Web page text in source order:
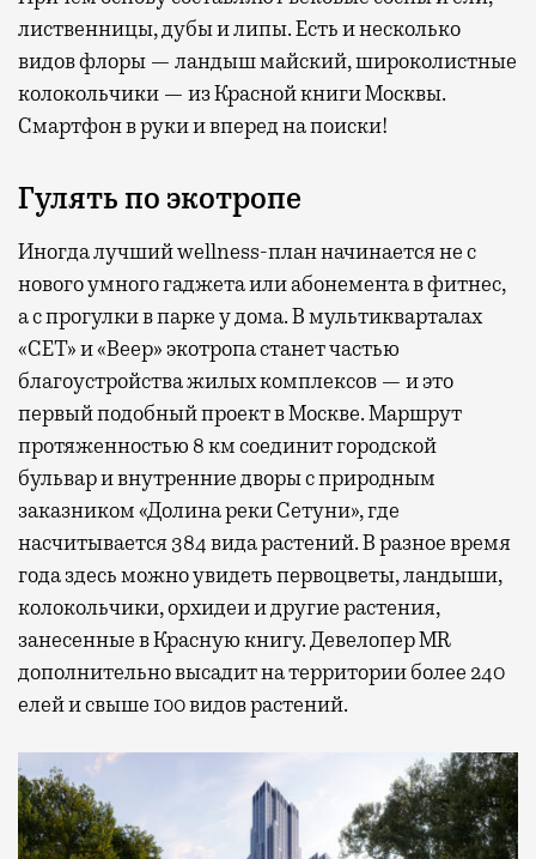
лиственницы, дубы и липы. Есть и несколько
видов флоры — ландыш майский, широколистные
колокольчики — из Красной книги Москвы.
Смартфон в руки и вперед на поиски!
Гулять по экотропе
Иногда лучший wellness-план начинается не с
нового умного гаджета или абонемента в фитнес,
а с прогулки в парке у дома. В мультикварталах
«СЕТ» и «Веер» экотропа станет частью
благоустройства жилых комплексов — и это
первый подобный проект в Москве. Маршрут
протяженностью 8 км соединит городской
бульвар и внутренние дворы с природным
заказником «Долина реки Сетуни», где
насчитывается 384 вида растений. В разное время
года здесь можно увидеть первоцветы, ландыши,
колокольчики, орхидеи и другие растения,
занесенные в Красную книгу. Девелопер MR
дополнительно высадит на территории более 240
елей и свыше 100 видов растений.